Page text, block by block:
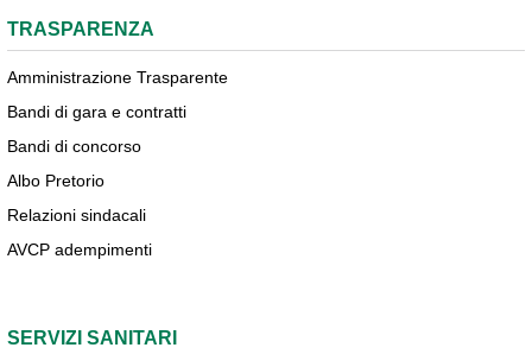
TRASPARENZA
Amministrazione Trasparente
Bandi di gara e contratti
Bandi di concorso
Albo Pretorio
Relazioni sindacali
AVCP adempimenti
SERVIZI SANITARI